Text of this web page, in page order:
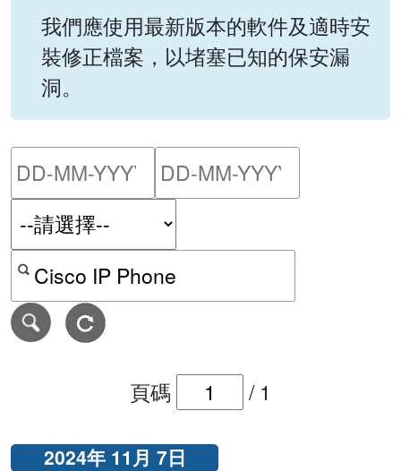
我們應使用最新版本的軟件及適時安
裝修正檔案，以堵塞已知的保安漏
洞。
請輸入搜尋日期範圍的開
按關鍵字或 CVE ID 搜尋保安警報
頁碼 / 1
2024年 11月 7日